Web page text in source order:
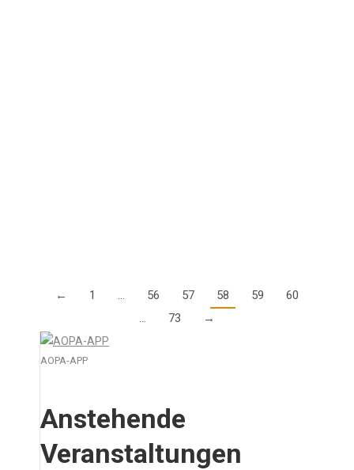
← 1 … 56 57 58 59
60
…
73 →
AOPA-APP
Anstehende
Veranstaltungen